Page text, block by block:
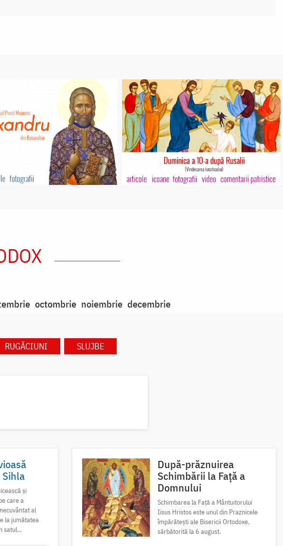
octombrie noiembrie decembrie
RUGĂCIUNI SLUJBE
Sihla
și
care a
al
la jumătatea
satul...
După-prăznuirea
Schimbării la Față a
Domnului
Schimbarea la Față a Mântuitorului
Iisus Hristos este unul din Praznicele
împărătești ale Bisericii Ortodoxe,
sărbătorită la 6 august.